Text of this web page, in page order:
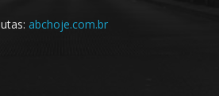
abchoje.com.br